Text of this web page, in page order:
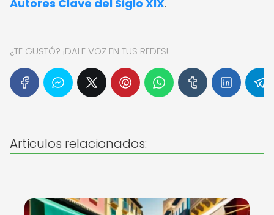
Autores Clave del Siglo XIX.
¿TE GUSTÓ? ¡DALE VOZ EN TUS REDES!
Articulos relacionados: